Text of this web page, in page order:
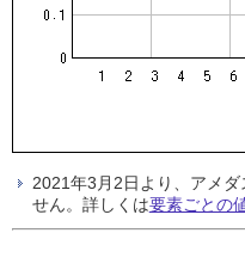
2021年3月2日より、アメ
せん。詳しくは要素ごとの